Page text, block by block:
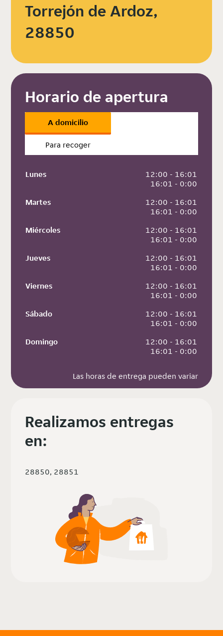
Torrejón de Ardoz,
28850
Horario de apertura
A domicilio
Para recoger
Lunes
12:00 - 16:01
16:01 - 0:00
Martes
12:00 - 16:01
16:01 - 0:00
Miércoles
12:00 - 16:01
16:01 - 0:00
Jueves
12:00 - 16:01
16:01 - 0:00
Viernes
12:00 - 16:01
16:01 - 0:00
Sábado
12:00 - 16:01
16:01 - 0:00
Domingo
12:00 - 16:01
16:01 - 0:00
Las horas de entrega pueden variar
Realizamos entregas
en:
28850, 28851